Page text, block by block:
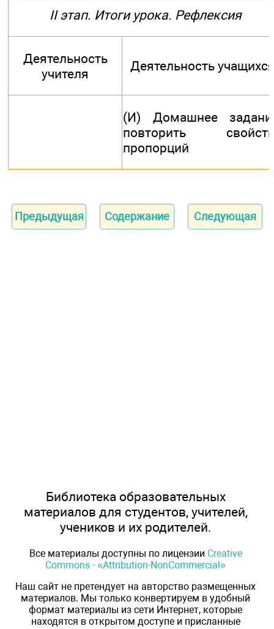
II этап. Итоги урока. Рефлексия
Деятельность
учителя
Деятельность
(И) Домашнее
повторить
пропорций
Предыдущая Содержание Следующая
Библиотека образовательных
материалов для студентов, учителей,
учеников и их родителей.
Все материалы доступны по лицензии Creative
Commons - «Attribution-NonCommercial»
Наш сайт не претендует на авторство размещенных
материалов. Мы только конвертируем в удобный
формат материалы из сети Интернет, которые
находятся в открытом доступе и присланные